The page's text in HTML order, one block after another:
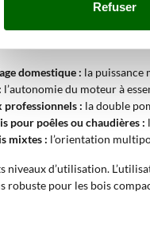
Refuser
même dans des zones
de travail :
domestique : la puissance
l’autonomie du moteur à
professionnels : la double
pour poêles ou chaudières :
mixtes : l’orientation
niveaux d’utilisation.
robuste pour les bois